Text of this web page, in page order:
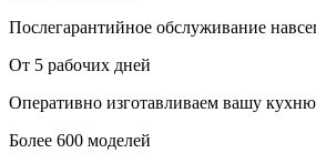
Послегарантийное обслуживание
От 5 рабочих дней
Оперативно изготавливаем вашу
Более 600 моделей